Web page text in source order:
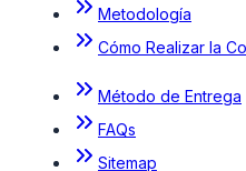
Metodología
Cómo Realizar la
Método de Entrega
FAQs
Sitemap